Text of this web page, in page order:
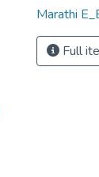
Marathi
Full